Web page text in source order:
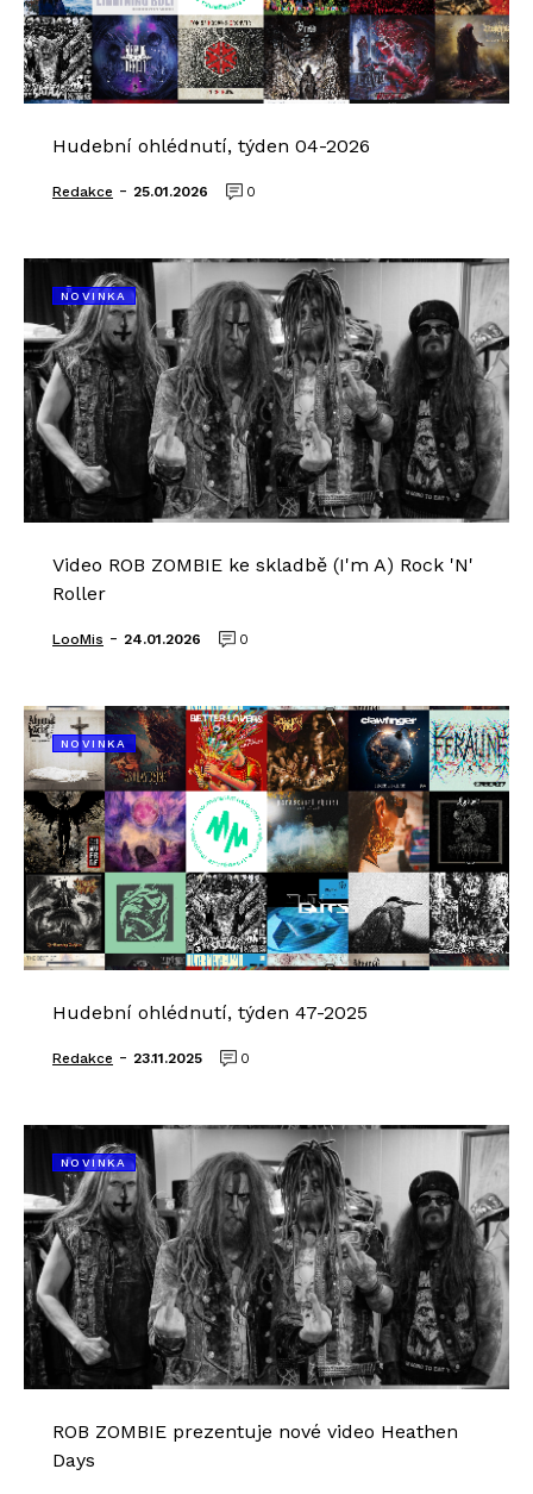
Hudební ohlédnutí, týden 04-2026
Redakce - 25.01.2026 0
NOVINKA
Video ROB ZOMBIE ke skladbě (I'm A) Rock 'N'
Roller
LooMis - 24.01.2026 0
NOVINKA
Hudební ohlédnutí, týden 47-2025
Redakce - 23.11.2025 0
NOVINKA
ROB ZOMBIE prezentuje nové video Heathen
Days